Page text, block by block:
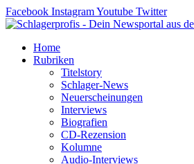
Zum
Inhalt
Facebook InstagramYoutube Twitter
Home
Rubriken
Titelstory
Schlager-News
Neuerscheinungen
Interviews
Biografien
CD-Rezension
Kolumne
Audio-Interviews